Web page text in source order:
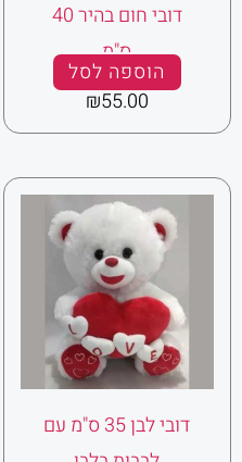
דובי חום בהיר 40
ס"מ
הוספה לסל
₪55.00
דובי לבן 35 ס"מ עם